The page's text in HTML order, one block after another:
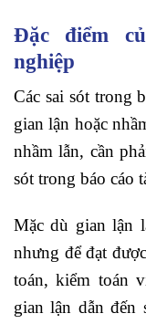
Đặc điểm
nghiệp
Các sai sót trong
gian lận hoặc
nhầm lẫn, cần
sót trong báo cáo
Mặc dù gian lận
nhưng để đạt
toán, kiểm toán
gian lận dẫn đến